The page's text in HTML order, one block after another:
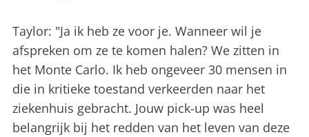
Taylor: "Ja ik heb ze voor je. Wanneer wil je
afspreken om ze te komen halen? We zitten in
het Monte Carlo. Ik heb ongeveer 30 mensen in
die in kritieke toestand verkeerden naar het
ziekenhuis gebracht. Jouw pick-up was heel
belangrijk bij het redden van het leven van deze